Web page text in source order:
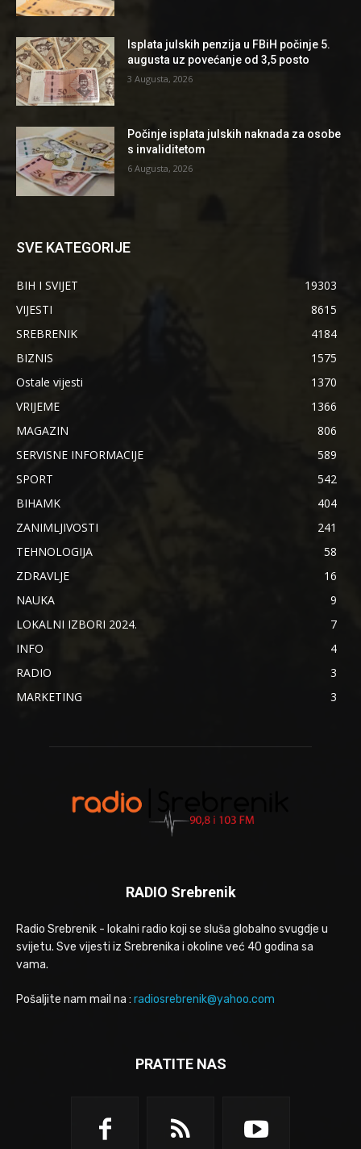
Isplata julskih penzija u FBiH počinje 5.
augusta uz povećanje od 3,5 posto
3 Augusta, 2026
Počinje isplata julskih naknada za osobe
s invaliditetom
6 Augusta, 2026
SVE KATEGORIJE
BIH I SVIJET
19303
VIJESTI
8615
SREBRENIK
4184
BIZNIS
1575
Ostale vijesti
1370
VRIJEME
1366
MAGAZIN
806
SERVISNE INFORMACIJE
589
SPORT
542
BIHAMK
404
ZANIMLJIVOSTI
241
TEHNOLOGIJA
58
ZDRAVLJE
16
NAUKA
9
LOKALNI IZBORI 2024.
7
INFO
4
RADIO
3
MARKETING
3
RADIO Srebrenik
Radio Srebrenik - lokalni radio koji se sluša globalno svugdje u
svijetu. Sve vijesti iz Srebrenika i okoline već 40 godina sa
vama.
Pošaljite nam mail na : radiosrebrenik@yahoo.com
PRATITE NAS